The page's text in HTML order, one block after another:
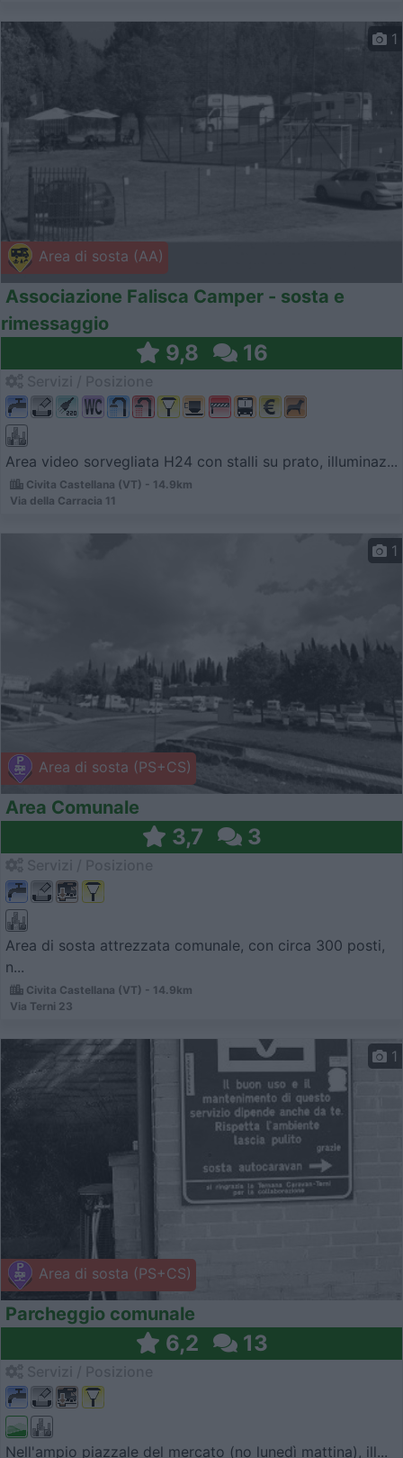
Area di sosta (AA)
1
Associazione Falisca Camper - sosta e
rimessaggio
9,8 16
Area video sorvegliata H24 con stalli su prato, illuminaz...
Civita Castellana (VT) - 14.9km
Via della Carracia 11
Area di sosta (PS+CS)
1
Area Comunale
3,7 3
Area di sosta attrezzata comunale, con circa 300 posti,
n...
Civita Castellana (VT) - 14.9km
Via Terni 23
Area di sosta (PS+CS)
1
Parcheggio comunale
6,2 13
Nell'ampio piazzale del mercato (no lunedì mattina), ill...